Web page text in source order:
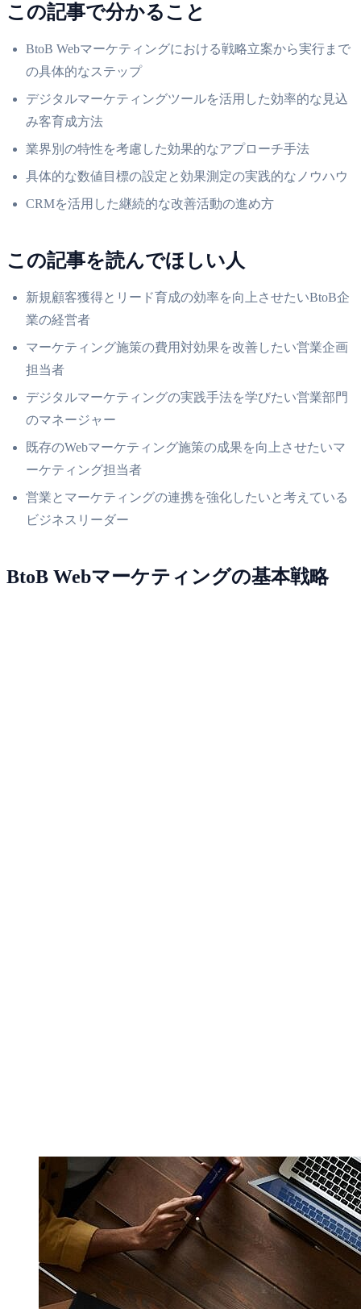
この記事で分かること
BtoB Webマーケティングにおける戦略立案から実行まで
の具体的なステップ
デジタルマーケティングツールを活用した効率的な見込
み客育成方法
業界別の特性を考慮した効果的なアプローチ手法
具体的な数値目標の設定と効果測定の実践的なノウハウ
CRMを活用した継続的な改善活動の進め方
この記事を読んでほしい人
新規顧客獲得とリード育成の効率を向上させたいBtoB企
業の経営者
マーケティング施策の費用対効果を改善したい営業企画
担当者
デジタルマーケティングの実践手法を学びたい営業部門
のマネージャー
既存のWebマーケティング施策の成果を向上させたいマ
ーケティング担当者
営業とマーケティングの連携を強化したいと考えている
ビジネスリーダー
BtoB Webマーケティングの基本戦略